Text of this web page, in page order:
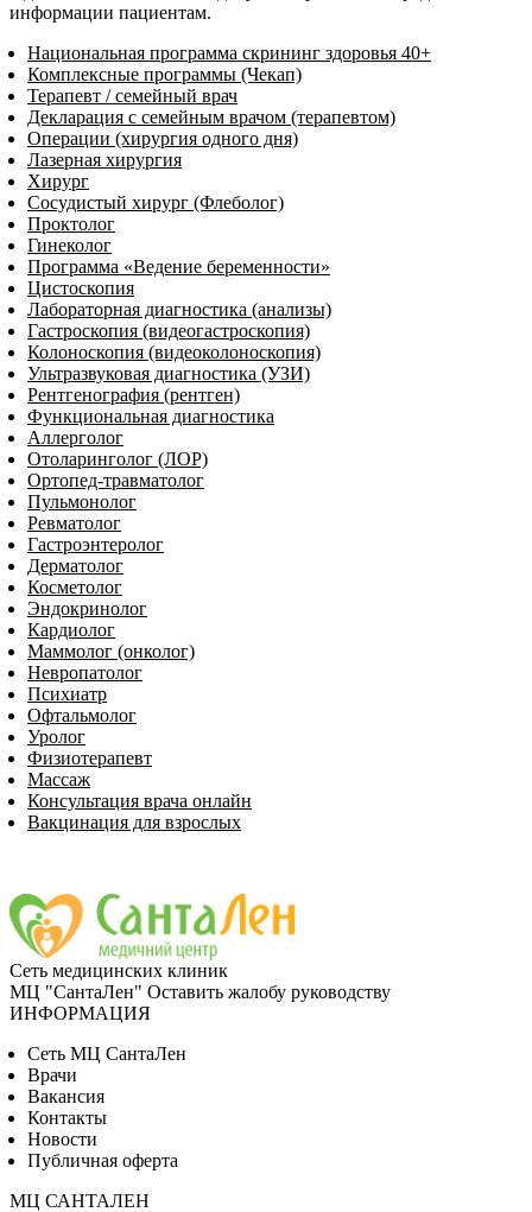
информации пациентам.
Национальная программа скрининг здоровья 40+
Комплексные программы (Чекап)
Терапевт / семейный врач
Декларация с семейным врачом (терапевтом)
Операции (хирургия одного дня)
Лазерная хирургия
Хирург
Сосудистый хирург (Флеболог)
Проктолог
Гинеколог
Программа «Ведение беременности»
Цистоскопия
Лабораторная диагностика (анализы)
Гастроскопия (видеогастроскопия)
Колоноскопия (видеоколоноскопия)
Ультразвуковая диагностика (УЗИ)
Рентгенография (рентген)
Функциональная диагностика
Аллерголог
Отоларинголог (ЛОР)
Ортопед-травматолог
Пульмонолог
Ревматолог
Гастроэнтеролог
Дерматолог
Косметолог
Эндокринолог
Кардиолог
Маммолог (онколог)
Невропатолог
Пси­хи­атр
Офтальмолог
Уролог
Физиотерапевт
Массаж
Консультация врача онлайн
Вакцинация для взрослых
Сеть медицинских клиник
МЦ "СантаЛен" Оставить жалобу руководству
ИНФОРМАЦИЯ
Сеть МЦ СантаЛен
Врачи
Вакансия
Контакты
Новости
Публичная оферта
МЦ САНТАЛЕН